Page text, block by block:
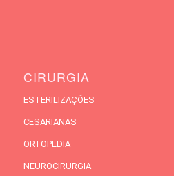
CIRURGIA
ESTERILIZAÇÕES
CESARIANAS
ORTOPEDIA
NEUROCIRURGIA